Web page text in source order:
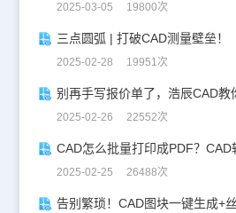
2025-03-05 19800次
三点圆弧 | 打破CAD测量壁垒！
2025-02-28 19951次
别再手写报价单了，浩辰CAD教
2025-02-26 22552次
2025-02-25 26488次
告别繁琐！CAD图块一键生成+